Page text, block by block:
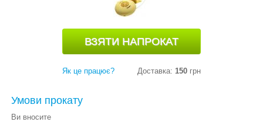
КРІСЛА-ГОЙДАЛКИ (ШЕЗЛОНГИ)
MEDELA SWING MAXI FLEX
Як це працює? Доставка: 150 грн
Умови прокату
Ви вносите